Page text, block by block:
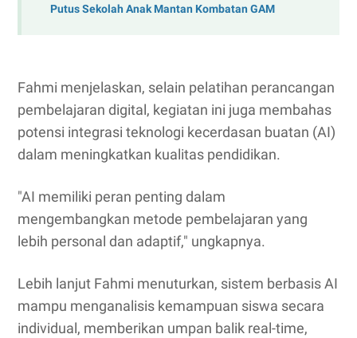
Putus Sekolah Anak Mantan Kombatan GAM
Fahmi menjelaskan, selain pelatihan perancangan
pembelajaran digital, kegiatan ini juga membahas
potensi integrasi teknologi kecerdasan buatan (AI)
dalam meningkatkan kualitas pendidikan.
"AI memiliki peran penting dalam
mengembangkan metode pembelajaran yang
lebih personal dan adaptif," ungkapnya.
Lebih lanjut Fahmi menuturkan, sistem berbasis AI
mampu menganalisis kemampuan siswa secara
individual, memberikan umpan balik real-time,